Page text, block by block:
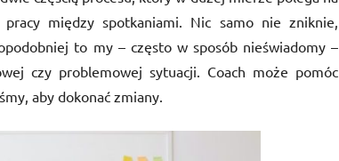
pracy między spotkaniami. Nic samo nie zniknie,
to my – często w sposób nieświadomy –
czy problemowej sytuacji. Coach może pomóc
aby dokonać zmiany.